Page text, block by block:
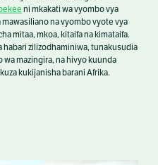
ni mkakati wa vyombo vya
na vyombo vyote vya
mitaa, mkoa, kitaifa na kimataifa.
habari zilizodhaminiwa, tunakusudia
wa mazingira, na hivyo kuunda
kukijanisha barani Afrika.